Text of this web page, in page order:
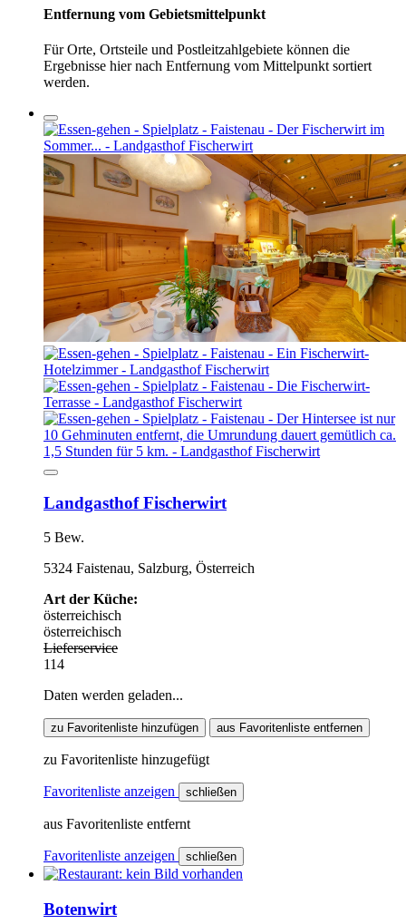
Entfernung vom Gebietsmittelpunkt
Für Orte, Ortsteile und Postleitzahlgebiete können die
Ergebnisse hier nach Entfernung vom Mittelpunkt sortiert
werden.
Landgasthof Fischerwirt
5 Bew.
5324 Faistenau, Salzburg, Österreich
Art der Küche:
österreichisch
österreichisch
Lieferservice
114
Daten werden geladen...
zu Favoritenliste hinzufügen aus Favoritenliste entfernen
zu Favoritenliste hinzugefügt
Favoritenliste anzeigen schließen
aus Favoritenliste entfernt
Favoritenliste anzeigen schließen
Botenwirt